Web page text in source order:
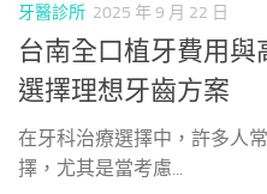
牙醫診所 2025 年 9 月 22 日
台南全口植牙費用與
選擇理想牙齒方案
在牙科治療選擇中，許多人
擇，尤其是當考慮...